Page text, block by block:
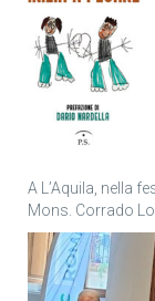
A L’Aquila, nella
Mons. Corrado